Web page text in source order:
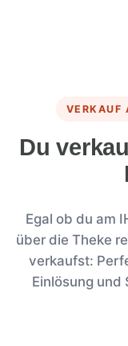
VERKAUF
Du
Egal ob du am
über die Theke
verkaufst:
Einlösung